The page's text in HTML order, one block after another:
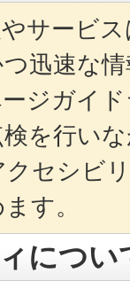
サービ
迅速な
ジガイ
を行い
セシビ
す。
につい